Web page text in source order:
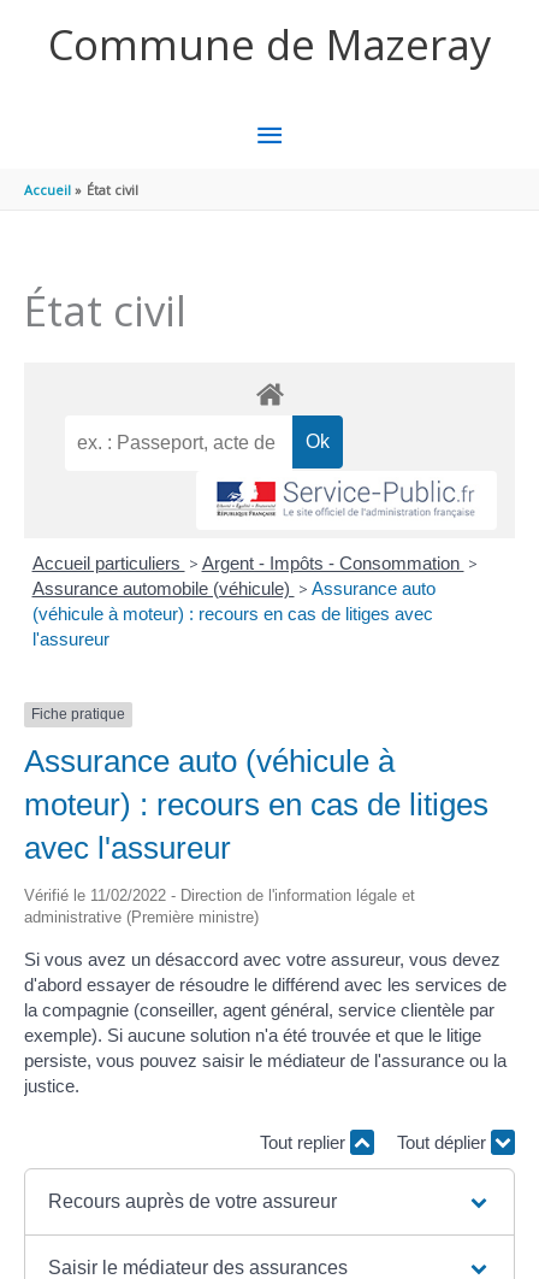
Commune de Mazeray
MENU
Accueil État civil
État civil
Accueil particuliers > Argent - Impôts - Consommation >
Assurance automobile (véhicule) > Assurance auto
(véhicule à moteur) : recours en cas de litiges avec
l'assureur
Fiche pratique
Assurance auto (véhicule à
moteur) : recours en cas de litiges
avec l'assureur
Vérifié le 11/02/2022 - Direction de l'information légale et
administrative (Première ministre)
Si vous avez un désaccord avec votre assureur, vous devez
d'abord essayer de résoudre le différend avec les services de
la compagnie (conseiller, agent général, service clientèle par
exemple). Si aucune solution n'a été trouvée et que le litige
persiste, vous pouvez saisir le médiateur de l'assurance ou la
justice.
Tout replier Tout déplier
Recours auprès de votre assureur
Saisir le médiateur des assurances